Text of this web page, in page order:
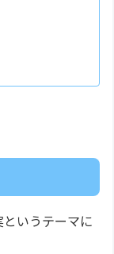
いうテーマに